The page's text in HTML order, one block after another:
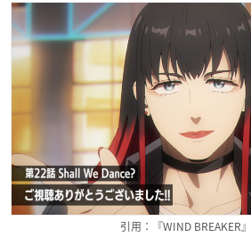
引用：『WIND BREAKER』